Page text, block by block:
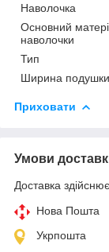
Наволочка
Основний
наволочки
Тип
Ширина подушки
Приховати
Умови
Доставка
Нова Пошта
Укрпошта